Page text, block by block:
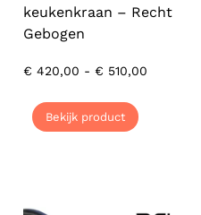
keukenkraan – Recht
Gebogen
€ 420,00 - € 510,00
Bekijk product